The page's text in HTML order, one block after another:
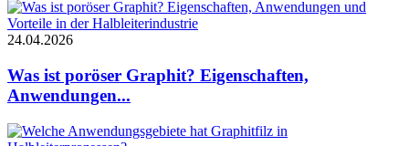
24.04.2026
Was ist poröser Graphit? Eigenschaften,
Anwendungen...